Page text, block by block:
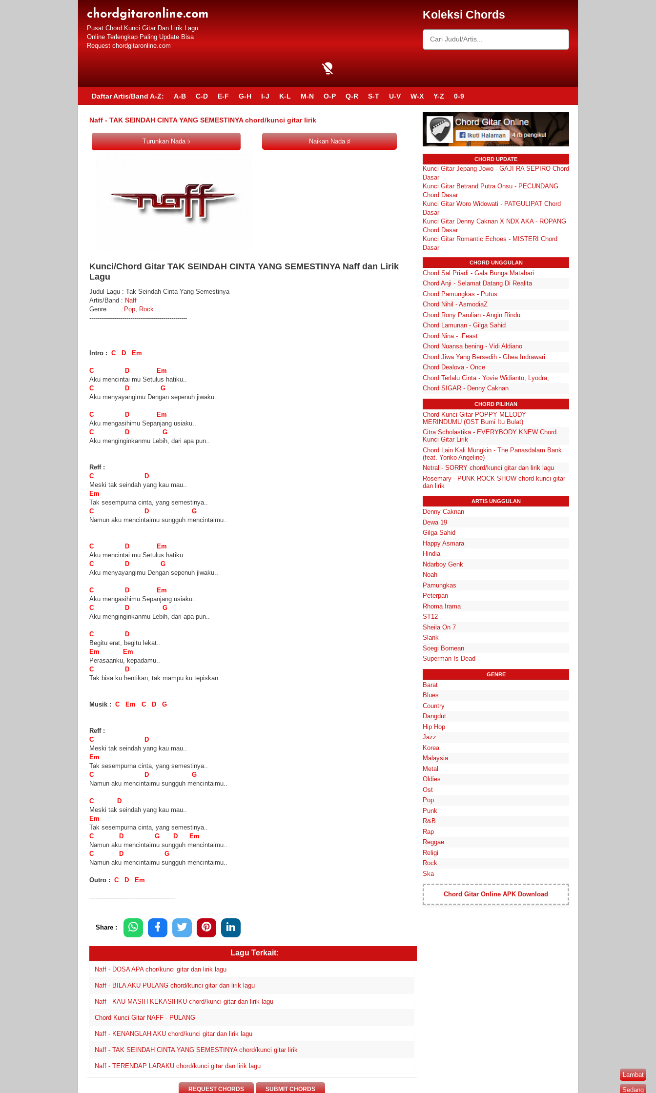
chordgitaronline.com
Pusat Chord Kunci Gitar Dan Lirik Lagu
Online Terlengkap Paling Update Bisa
Request chordgitaronline.com
Koleksi Chords
Daftar Artis/Band A-Z: A-B C-D E-F G-H I-J K-L M-N O-P Q-R S-T U-V W-X Y-Z 0-9
Naff - TAK SEINDAH CINTA YANG SEMESTINYA chord/kunci gitar lirik
Lambat
Sedang
Kunci/Chord Gitar TAK SEINDAH CINTA YANG SEMESTINYA Naff dan Lirik
Lagu
Judul Lagu : Tak Seindah Cinta Yang Semestinya
Artis/Band : Naff
Genre : Pop, Rock
--------------------------------------------------
Intro : C D Em
C D Em
Aku mencintai mu Setulus hatiku..
C D G
Aku menyayangimu Dengan sepenuh jiwaku..
C D Em
Aku mengasihimu Sepanjang usiaku..
C D G
Aku menginginkanmu Lebih, dari apa pun..
Reff :
C D
Meski tak seindah yang kau mau..
Em
Tak sesempurna cinta, yang semestinya..
C D G
Namun aku mencintaimu sungguh mencintaimu..
C D Em
Aku mencintai mu Setulus hatiku..
C D G
Aku menyayangimu Dengan sepenuh jiwaku..
C D Em
Aku mengasihimu Sepanjang usiaku..
C D G
Aku menginginkanmu Lebih, dari apa pun..
C D
Begitu erat, begitu lekat..
Em Em
Perasaanku, kepadamu..
C D
Tak bisa ku hentikan, tak mampu ku tepiskan...
Musik : C Em C D G
Reff :
C D
Meski tak seindah yang kau mau..
Em
Tak sesempurna cinta, yang semestinya..
C D G
Namun aku mencintaimu sungguh mencintaimu..
C D
Meski tak seindah yang kau mau..
Em
Tak sesempurna cinta, yang semestinya..
C D G D Em
Namun aku mencintaimu sungguh mencintaimu..
C D G
Namun aku mencintaimu sungguh mencintaimu..
Outro : C D Em
--------------------------------------------
Share :
Lagu Terkait:
Naff - DOSA APA chor/kunci gitar dan lirik lagu
Naff - BILA AKU PULANG chord/kunci gitar dan lirik lagu
Naff - KAU MASIH KEKASIHKU chord/kunci gitar dan lirik lagu
Chord Kunci Gitar NAFF - PULANG
Naff - KENANGLAH AKU chord/kunci gitar dan lirik lagu
Naff - TAK SEINDAH CINTA YANG SEMESTINYA chord/kunci gitar lirik
Naff - TERENDAP LARAKU chord/kunci gitar dan lirik lagu
REQUEST CHORDS SUBMIT CHORDS
CHORD UPDATE
Kunci Gitar Jepang Jowo - GAJI RA SEPIRO Chord
Dasar
Kunci Gitar Betrand Putra Onsu - PECUNDANG
Chord Dasar
Kunci Gitar Woro Widowati - PATGULIPAT Chord
Dasar
Kunci Gitar Denny Caknan X NDX AKA - ROPANG
Chord Dasar
Kunci Gitar Romantic Echoes - MISTERI Chord
Dasar
CHORD UNGGULAN
Chord Sal Priadi - Gala Bunga Matahari
Chord Anji - Selamat Datang Di Realita
Chord Pamungkas - Putus
Chord Nihil - AsmodiaZ
Chord Rony Parulian - Angin Rindu
Chord Lamunan - Gilga Sahid
Chord Nina - .Feast
Chord Nuansa bening - Vidi Aldiano
Chord Jiwa Yang Bersedih - Ghea Indrawari
Chord Dealova - Once
Chord Terlalu Cinta - Yovie Widianto, Lyodra,
Chord SIGAR - Denny Caknan
CHORD PILIHAN
Chord Kunci Gitar POPPY MELODY -
MERINDUMU (OST Bumi Itu Bulat)
Citra Scholastika - EVERYBODY KNEW Chord
Kunci Gitar Lirik
Chord Lain Kali Mungkin - The Panasdalam Bank
(feat. Yoriko Angeline)
Netral - SORRY chord/kunci gitar dan lirik lagu
Rosemary - PUNK ROCK SHOW chord kunci gitar
dan lirik
ARTIS UNGGULAN
Denny Caknan
Dewa 19
Gilga Sahid
Happy Asmara
Hindia
Ndarboy Genk
Noah
Pamungkas
Peterpan
Rhoma Irama
ST12
Sheila On 7
Slank
Soegi Bornean
Superman Is Dead
GENRE
Barat
Blues
Country
Dangdut
Hip Hop
Jazz
Korea
Malaysia
Metal
Oldies
Ost
Pop
Punk
R&B
Rap
Reggae
Religi
Rock
Ska
Chord Gitar Online APK Download